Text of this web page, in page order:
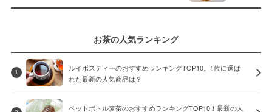
お茶の人気ランキング
1
ルイボスティーのおすすめランキングTOP10。1位に選ば
れた最新の人気商品は？
ペットボトル麦茶のおすすめランキングTOP10！最新の人